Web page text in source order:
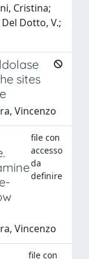
Cristina;
Dotto, V.;
sites
Vincenzo
file con
accesso
da
definire
Vincenzo
file con